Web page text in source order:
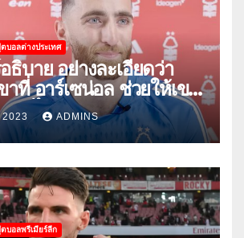
บอลต่างประเทศ
ธิบาย อย่างละเอียดว่า
าที่ อาร์เซน่อล ช่วยให้เขา
างไร ADMINS
บอลพรีเมียร์ลีก